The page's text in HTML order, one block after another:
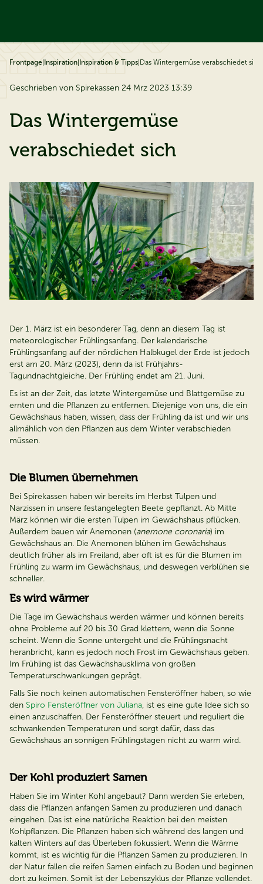
Frontpage Inspiration Inspiration & Tipps Das Wintergemüse verabschiedet sich
Geschrieben von Spirekassen 24 Mrz 2023 13:39
Das Wintergemüse
verabschiedet sich
Der 1. März ist ein besonderer Tag, denn an diesem Tag ist
meteorologischer Frühlingsanfang. Der kalendarische
Frühlingsanfang auf der nördlichen Halbkugel der Erde ist jedoch
erst am 20. März (2023), denn da ist Frühjahrs-
Tagundnachtgleiche. Der Frühling endet am 21. Juni.
Es ist an der Zeit, das letzte Wintergemüse und Blattgemüse zu
ernten und die Pflanzen zu entfernen. Diejenige von uns, die ein
Gewächshaus haben, wissen, dass der Frühling da ist und wir uns
allmählich von den Pflanzen aus dem Winter verabschieden
müssen.
Die Blumen übernehmen
Bei Spirekassen haben wir bereits im Herbst Tulpen und
Narzissen in unsere festangelegten Beete gepflanzt. Ab Mitte
März können wir die ersten Tulpen im Gewächshaus pflücken.
Außerdem bauen wir Anemonen (anemone coronaria) im
Gewächshaus an. Die Anemonen blühen im Gewächshaus
deutlich früher als im Freiland, aber oft ist es für die Blumen im
Frühling zu warm im Gewächshaus, und deswegen verblühen sie
schneller.
Es wird wärmer
Die Tage im Gewächshaus werden wärmer und können bereits
ohne Probleme auf 20 bis 30 Grad klettern, wenn die Sonne
scheint. Wenn die Sonne untergeht und die Frühlingsnacht
heranbricht, kann es jedoch noch Frost im Gewächshaus geben.
Im Frühling ist das Gewächshausklima von großen
Temperaturschwankungen geprägt.
Falls Sie noch keinen automatischen Fensteröffner haben, so wie
den Spiro Fensteröffner von Juliana, ist es eine gute Idee sich so
einen anzuschaffen. Der Fensteröffner steuert und reguliert die
schwankenden Temperaturen und sorgt dafür, dass das
Gewächshaus an sonnigen Frühlingstagen nicht zu warm wird.
Der Kohl produziert Samen
Haben Sie im Winter Kohl angebaut? Dann werden Sie erleben,
dass die Pflanzen anfangen Samen zu produzieren und danach
eingehen. Das ist eine natürliche Reaktion bei den meisten
Kohlpflanzen. Die Pflanzen haben sich während des langen und
kalten Winters auf das Überleben fokussiert. Wenn die Wärme
kommt, ist es wichtig für die Pflanzen Samen zu produzieren. In
der Natur fallen die reifen Samen einfach zu Boden und beginnen
dort zu keimen. Somit ist der Lebenszyklus der Pflanze vollendet.